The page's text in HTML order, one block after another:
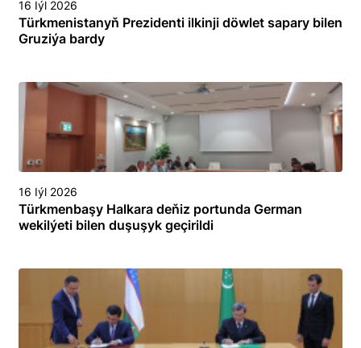
16 Iýl 2026
Türkmenistanyň Prezidenti ilkinji döwlet sapary bilen
Gruziýa bardy
16 Iýl 2026
Türkmenbaşy Halkara deňiz portunda German
wekilýeti bilen duşuşyk geçirildi